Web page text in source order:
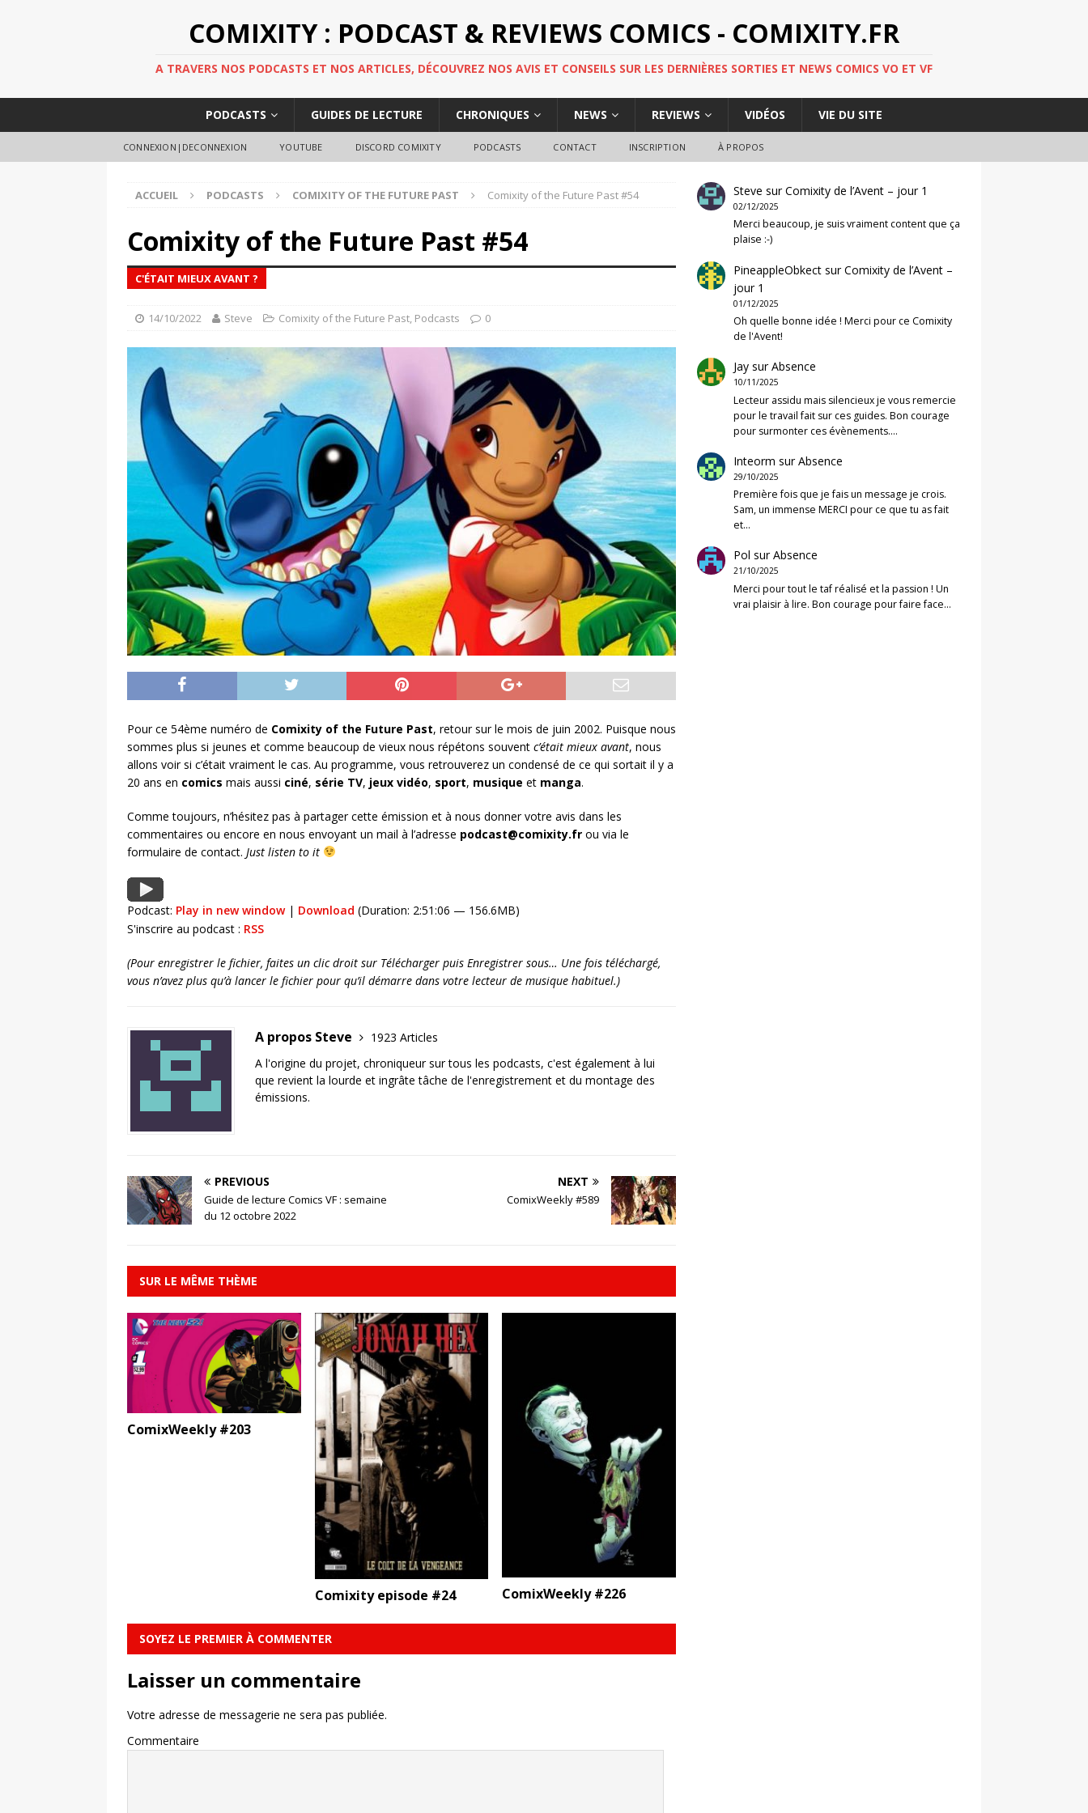
COMIXITY : PODCAST & REVIEWS COMICS - COMIXITY.FR
A TRAVERS NOS PODCASTS ET NOS ARTICLES, DÉCOUVREZ NOS AVIS ET CONSEILS SUR LES DERNIÈRES SORTIES ET NEWS COMICS VO ET VF
PODCASTS GUIDES DE LECTURE CHRONIQUES NEWS REVIEWS VIDÉOS VIE DU SITE
CONNEXION|DECONNEXION YOUTUBE DISCORD COMIXITY PODCASTS CONTACT INSCRIPTION À PROPOS
ACCUEIL PODCASTS COMIXITY OF THE FUTURE PAST Comixity of the Future Past #54
Comixity of the Future Past #54
C'ÉTAIT MIEUX AVANT ?
14/10/2022 Steve Comixity of the Future Past, Podcasts 0
Pour ce 54ème numéro de Comixity of the Future Past, retour sur le mois de juin 2002. Puisque nous
sommes plus si jeunes et comme beaucoup de vieux nous répétons souvent c’était mieux avant, nous
allons voir si c’était vraiment le cas. Au programme, vous retrouverez un condensé de ce qui sortait il y a
20 ans en comics mais aussi ciné, série TV, jeux vidéo, sport, musique et manga.
Comme toujours, n’hésitez pas à partager cette émission et à nous donner votre avis dans les
commentaires ou encore en nous envoyant un mail à l’adresse podcast@comixity.fr ou via le
formulaire de contact. Just listen to it
Podcast: Play in new window| Download (Duration: 2:51:06 — 156.6MB)
S'inscrire au podcast : RSS
(Pour enregistrer le fichier, faites un clic droit sur Télécharger puis Enregistrer sous… Une fois téléchargé,
vous n’avez plus qu’à lancer le fichier pour qu’il démarre dans votre lecteur de musique habituel.)
A propos Steve
1923 Articles
A l'origine du projet, chroniqueur sur tous les podcasts, c'est également à lui
que revient la lourde et ingrâte tâche de l'enregistrement et du montage des
émissions.
PREVIOUS
Guide de lecture Comics VF : semaine
du 12 octobre 2022
NEXT
ComixWeekly #589
SUR LE MÊME THÈME
ComixWeekly #203
Comixity episode #24 ComixWeekly #226
SOYEZ LE PREMIER À COMMENTER
Laisser un commentaire
Votre adresse de messagerie ne sera pas publiée.
Commentaire
Steve surComixity de l’Avent – jour 1
02/12/2025
Merci beaucoup, je suis vraiment content que ça
plaise :-)
PineappleObkect surComixity de l’Avent –
jour 1
01/12/2025
Oh quelle bonne idée ! Merci pour ce Comixity
de l'Avent!
Jay surAbsence
10/11/2025
Lecteur assidu mais silencieux je vous remercie
pour le travail fait sur ces guides. Bon courage
pour surmonter ces évènements.…
Inteorm surAbsence
29/10/2025
Première fois que je fais un message je crois.
Sam, un immense MERCI pour ce que tu as fait
et…
Pol surAbsence
21/10/2025
Merci pour tout le taf réalisé et la passion ! Un
vrai plaisir à lire. Bon courage pour faire face…